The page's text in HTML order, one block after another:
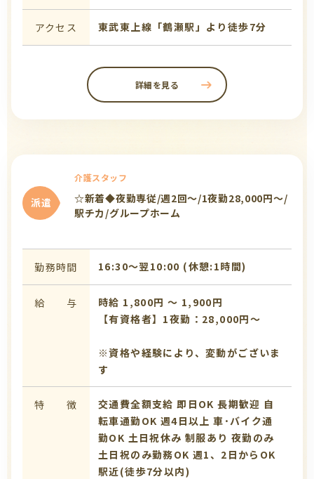
アクセス 東武東上線「鶴瀬駅」より徒歩7分
詳細を見る
派遣
介護スタッフ
☆新着◆夜勤専従/週2回～/1夜勤28,000円～/
駅チカ/グループホーム
勤務時間 16:30〜翌10:00 (休憩:1時間)
給 与
時給 1,800円 〜 1,900円
【有資格者】1夜勤：28,000円～
※資格や経験により、変動がございま
す
特 徴 交通費全額支給 即日OK 長期歓迎 自
転車通勤OK 週4日以上 車･バイク通
勤OK 土日祝休み 制服あり 夜勤のみ
土日祝のみ勤務OK 週1、2日からOK
駅近(徒歩7分以内)